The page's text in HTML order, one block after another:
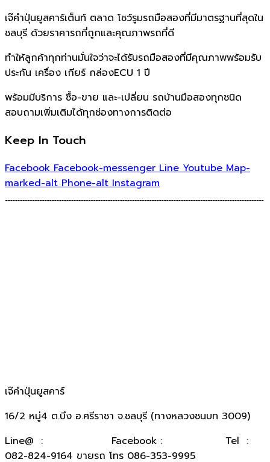
เจ๊คำปุ่นยูสคาร์เต็นท์ ตลาด โชว์รูมรถมือสองที่มีมาตรฐานที่สุดใน
ชลบุรี ด้วยราคารถที่ถูกและคุณภาพรถที่ดี
ทำให้ลูกค้าทุกท่านมั่นใจว่าจะได้รับรถมือสองที่มีคุณภาพพร้อมรับ
ประกัน เครื่อง เกียร์ กล่องECU 1 ปี
พร้อมมีบริการ ซื้อ-ขาย และ-เปลี่ยน รถบ้านมือสองทุกชนิด
สอบถามเพิ่มเติมได้ทุกช่องทางการติดต่อ
Keep In Touch
Facebook Facebook-messenger Line Youtube Map-
marked-alt Phone-alt Instagram
เจ๊คำปุ่นยูสคาร์
16/2 หมู่4 ต.บึง อ.ศรีราชา จ.ชลบุรี (ทางหลวงชนบท 3009)
​Line@ :
Facebook :
Tel :
082-824-9164 ขายรถ โทร 086-353-9995